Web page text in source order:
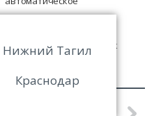
микропроцессорный блок
Нижний Тагил
Краснодар